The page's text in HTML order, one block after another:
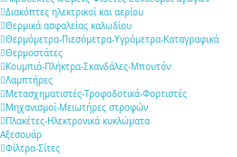
Διακόπτες ηλεκτρικοί και αερίου
Θερμικά ασφαλείας καλωδίου
Θερμόμετρα-Πιεσόμετρα-Υγρόμετρα-Καταγραφικά
Θερμοστάτες
Κουμπιά-Πλήκτρα-Σκανδάλες-Μπουτόν
Λαμπτήρες
Μετασχηματιστές-Τροφοδοτικά-Φορτιστές
Μηχανισμοί-Μειωτήρες στροφών
Πλακέτες-Ηλεκτρονικά κυκλώματα
Αξεσουάρ
Φίλτρα-Σίτες